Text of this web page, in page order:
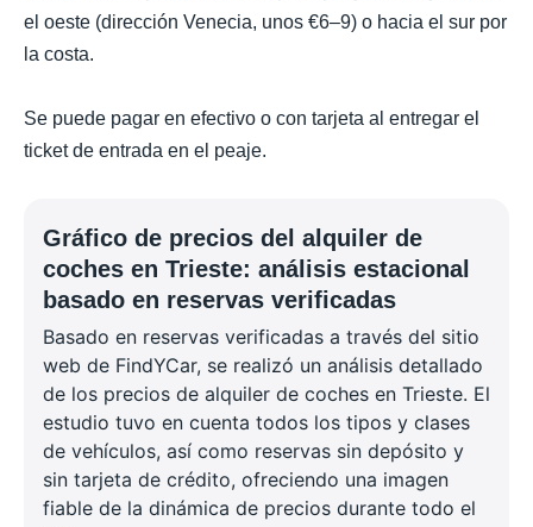
el oeste (dirección Venecia, unos €6–9) o hacia el sur por
la costa.
Se puede pagar en efectivo o con tarjeta al entregar el
ticket de entrada en el peaje.
Gráfico de precios del alquiler de
coches en Trieste: análisis estacional
basado en reservas verificadas
Basado en reservas verificadas a través del sitio
web de FindYCar, se realizó un análisis detallado
de los precios de alquiler de coches en Trieste. El
estudio tuvo en cuenta todos los tipos y clases
de vehículos, así como reservas sin depósito y
sin tarjeta de crédito, ofreciendo una imagen
fiable de la dinámica de precios durante todo el